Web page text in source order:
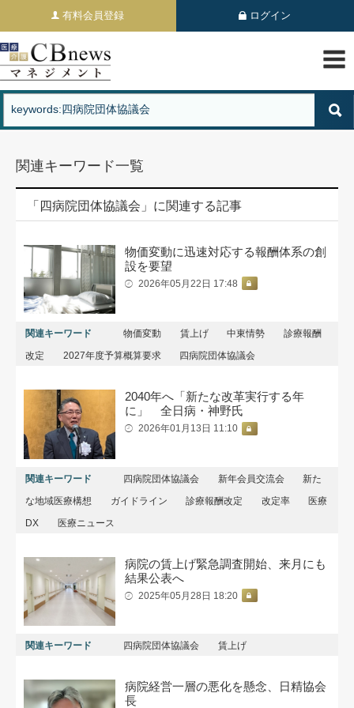
有料会員登録 ログイン
関連キーワード一覧
「四病院団体協議会」に関連する記事
物価変動に迅速対応する報酬体系の創
設を要望
2026年05月22日 17:48
関連キーワード 物価変動 賃上げ 中東情勢
診療報酬
改定
2027年度予算概算要求 四病院団体協議会
2040年へ「新たな改革実行する年
に」 全日病・神野氏
2026年01月13日 11:10
関連キーワード 四病院団体協議会 新年会員交流会
新た
な地域医療構想
ガイドライン 診療報酬改定 改定率
医療
DX
医療ニュース
病院の賃上げ緊急調査開始、来月にも
結果公表へ
2025年05月28日 18:20
関連キーワード 四病院団体協議会 賃上げ
病院経営一層の悪化を懸念、日精協会
長